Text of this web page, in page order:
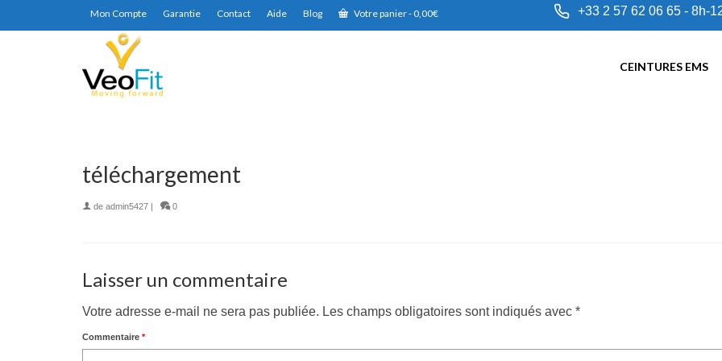
Mon Compte Garantie Contact Aide Blog Votre panier-0,00€ +33 2 57 62 06 65 - 8h-
CEINTURES EMS
téléchargement
de admin5427 | 0
Laisser un commentaire
Votre adresse e-mail ne sera pas publiée. Les champs obligatoires sont indiqués avec *
Commentaire *